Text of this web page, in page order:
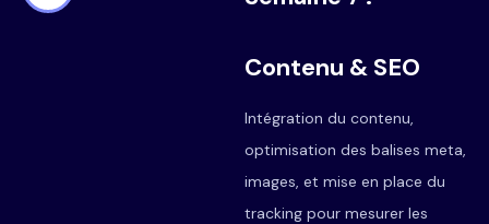
Contenu & SEO
Intégration du contenu,
optimisation des balises meta,
images, et mise en place du
tracking pour mesurer les